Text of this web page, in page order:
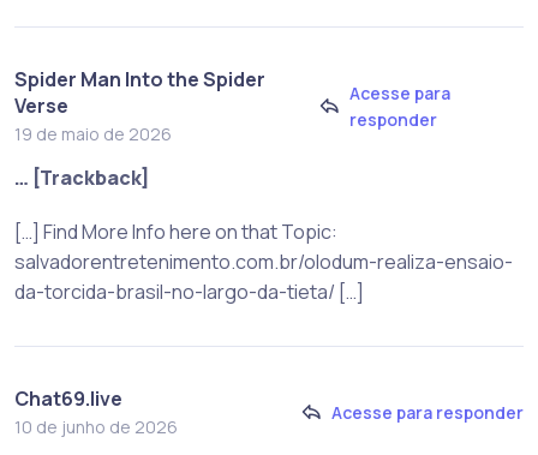
Spider Man Into the Spider
Verse
19 de maio de 2026
Acesse para
responder
… [Trackback]
[…] Find More Info here on that Topic:
salvadorentretenimento.com.br/olodum-realiza-ensaio-
da-torcida-brasil-no-largo-da-tieta/ […]
Chat69.live
10 de junho de 2026
Acesse para responder